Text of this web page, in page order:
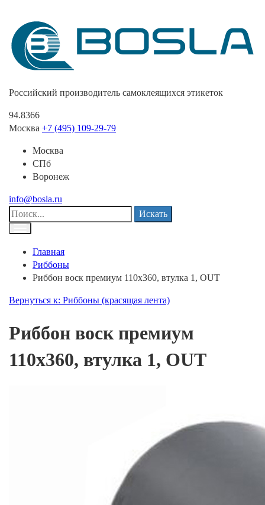
Российский производитель самоклеящихся этикеток
94.8366
Москва +7 (495) 109-29-79
Москва
СПб
Воронеж
info@bosla.ru
Искать
Главная
Риббоны
Риббон воск премиум 110х360, втулка 1, OUT
Вернуться к: Риббоны (красящая лента)
Риббон воск премиум
110х360, втулка 1, OUT